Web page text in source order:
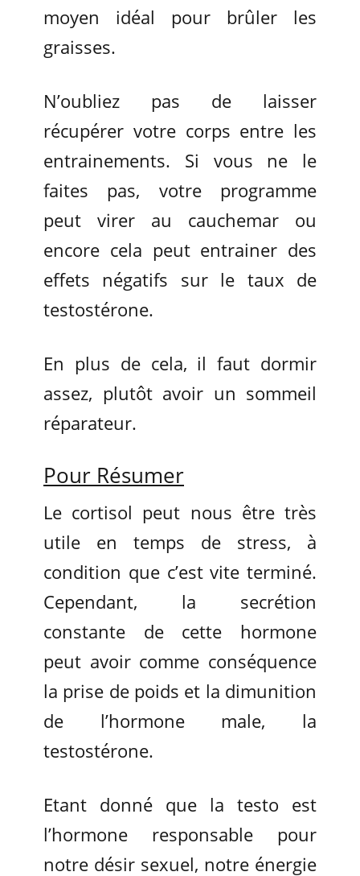
moyen idéal pour brûler les
graisses.
N’oubliez pas de laisser
récupérer votre corps entre les
entrainements. Si vous ne le
faites pas, votre programme
peut virer au cauchemar ou
encore cela peut entrainer des
effets négatifs sur le taux de
testostérone.
En plus de cela, il faut dormir
assez, plutôt avoir un sommeil
réparateur.
Pour Résumer
Le cortisol peut nous être très
utile en temps de stress, à
condition que c’est vite terminé.
Cependant, la secrétion
constante de cette hormone
peut avoir comme conséquence
la prise de poids et la dimunition
de l’hormone male, la
testostérone.
Etant donné que la testo est
l’hormone responsable pour
notre désir sexuel, notre énergie